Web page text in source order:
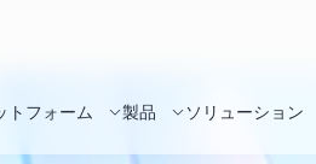
トフォーム 製品 ソリューション